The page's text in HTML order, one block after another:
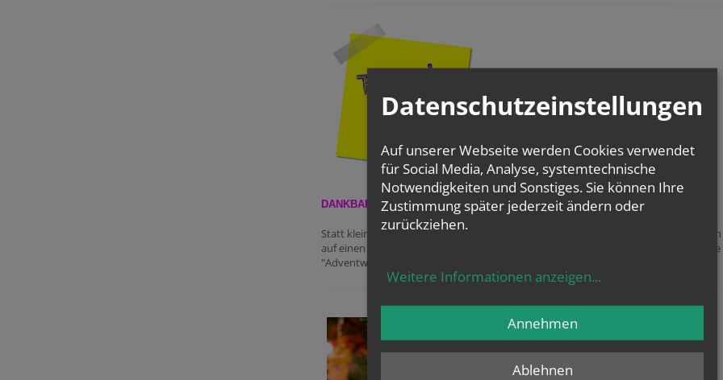
DANKBARKEITS-ADVENTKALENDER
Statt kleiner Geschenke können Sie gemeinsam mit Ihrem Kind/Ihren Kindern jeden
auf einen Zettel schreiben, wofür sie dankbar sind. Diesen Zettel hängen Sie auf eine
"Adventwand" zuhause.
Datenschutzeinstellungen
Auf unserer Webseite werden Cookies verwendet
für Social Media, Analyse, systemtechnische
Notwendigkeiten und Sonstiges. Sie können Ihre
Zustimmung später jederzeit ändern oder
zurückziehen.
Weitere Informationen anzeigen...
Ablehnen
Annehmen